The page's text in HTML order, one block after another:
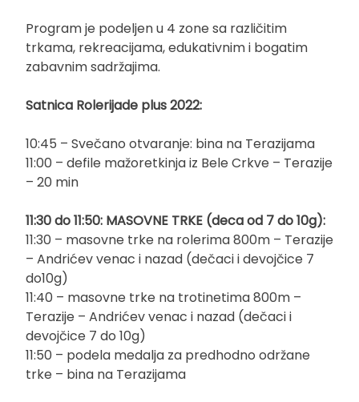
Program je podeljen u 4 zone sa različitim
trkama, rekreacijama, edukativnim i bogatim
zabavnim sadržajima.
Satnica Rolerijade plus 2022:
10:45 – Svečano otvaranje: bina na Terazijama
11:00 – defile mažoretkinja iz Bele Crkve – Terazije
– 20 min
11:30 do 11:50: MASOVNE TRKE (deca od 7 do 10g):
11:30 – masovne trke na rolerima 800m – Terazije
– Andrićev venac i nazad (dečaci i devojčice 7
do10g)
11:40 – masovne trke na trotinetima 800m –
Terazije – Andrićev venac i nazad (dečaci i
devojčice 7 do 10g)
11:50 – podela medalja za predhodno održane
trke – bina na Terazijama